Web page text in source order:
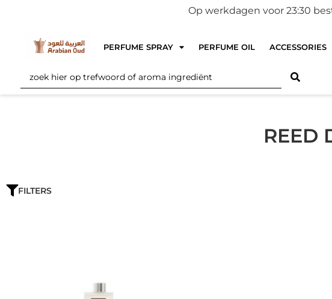
Op werkdagen voor 23:30
PERFUME SPRAY PERFUME OIL ACCESSORIES
REED
FILTERS